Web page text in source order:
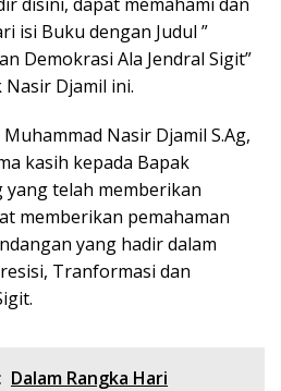
isi Buku dengan Judul ”
Demokrasi Ala Jendral Sigit”
Djamil ini.
Nasir Djamil S.Ag,
kasih kepada Bapak
yang telah memberikan
memberikan pemahaman
yang hadir dalam
Tranformasi dan
Dalam Rangka Hari